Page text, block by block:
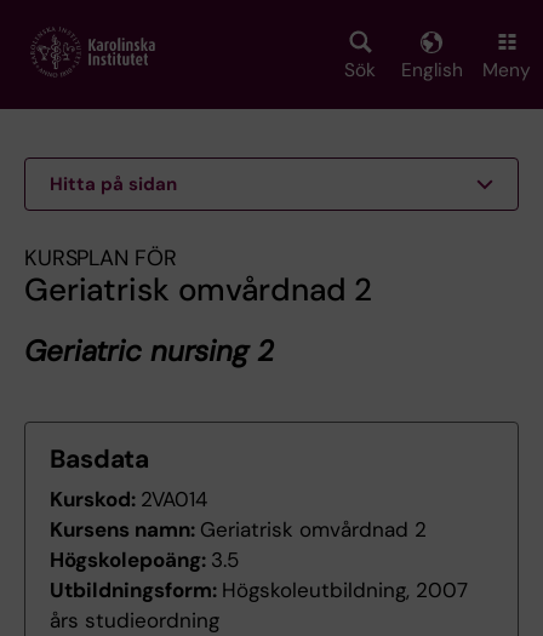
main
Sök English Meny
Hitta på sidan
KURSPLAN FÖR
Geriatrisk omvårdnad 2
Geriatric nursing 2
Basdata
Kurskod: 2VA014
Kursens namn: Geriatrisk omvårdnad 2
Högskolepoäng: 3.5
Utbildningsform: Högskoleutbildning, 2007
års studieordning